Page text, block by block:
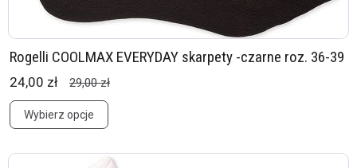
Rogelli COOLMAX EVERYDAY skarpety -czarne roz. 36-39
24,00 zł 29,00 zł
Wybierz opcje